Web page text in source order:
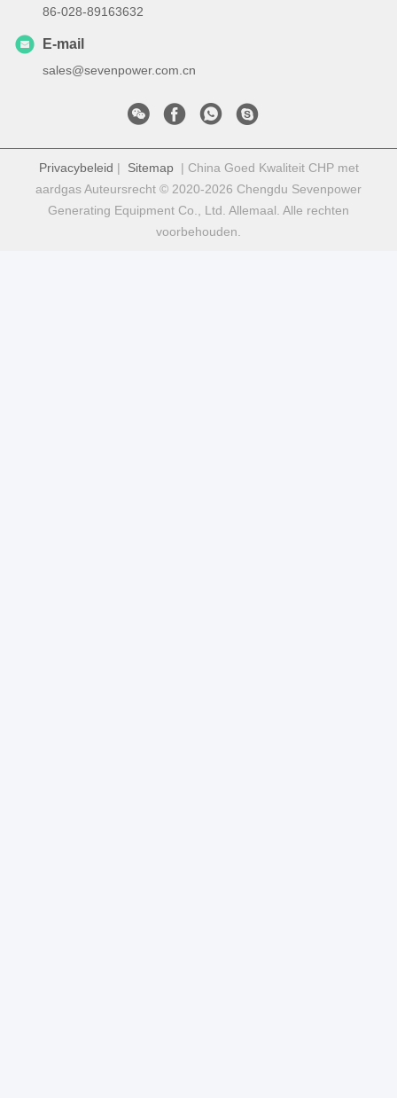
86-028-89163632
E-mail
sales@sevenpower.com.cn
Privacybeleid | Sitemap| China Goed Kwaliteit CHP met
aardgas Auteursrecht © 2020-2026 Chengdu Sevenpower
Generating Equipment Co., Ltd. Allemaal. Alle rechten
voorbehouden.